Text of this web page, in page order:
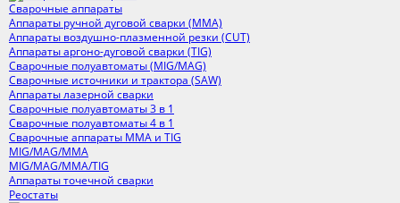
Сварочные аппараты
Аппараты ручной дуговой сварки (MMA)
Аппараты воздушно-плазменной резки (CUT)
Аппараты аргоно-дуговой сварки (TIG)
Сварочные полуавтоматы (MIG/MAG)
Сварочные источники и трактора (SAW)
Аппараты лазерной сварки
Сварочные полуавтоматы 3 в 1
Сварочные полуавтоматы 4 в 1
Сварочные аппараты MMA и TIG
MIG/MAG/MMA
MIG/MAG/MMA/TIG
Аппараты точечной сварки
Реостаты